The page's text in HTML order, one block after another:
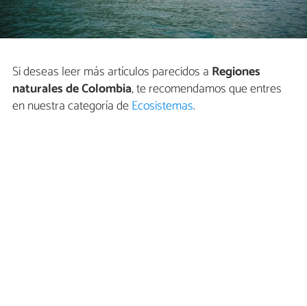
Si deseas leer más artículos parecidos a Regiones
naturales de Colombia, te recomendamos que entres
en nuestra categoría deEcosistemas.